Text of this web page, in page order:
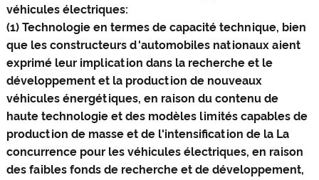
véhicules électriques:
(1) Technologie en termes de capacité technique, bien
que les constructeurs d'automobiles nationaux aient
exprimé leur implication dans la recherche et le
développement et la production de nouveaux
véhicules énergétiques, en raison du contenu de
haute technologie et des modèles limités capables de
production de masse et de l'intensification de la La
concurrence pour les véhicules électriques, en raison
des faibles fonds de recherche et de développement,